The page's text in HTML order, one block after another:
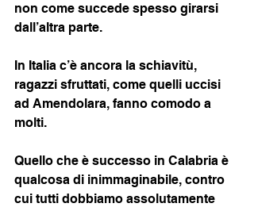
non come succede spesso girarsi
dall’altra parte.
In Italia c’è ancora la schiavitù,
ragazzi sfruttati, come quelli uccisi
ad Amendolara, fanno comodo a
molti.
Quello che è successo in Calabria è
qualcosa di inimmaginabile, contro
cui tutti dobbiamo assolutamente